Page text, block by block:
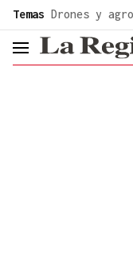
Temas Drones y
header.menu.open